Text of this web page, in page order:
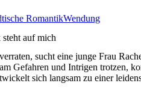
RomantikWendung
auf mich
sucht eine junge Frau
Gefahren und Intrigen trotzen,
sich langsam zu einer